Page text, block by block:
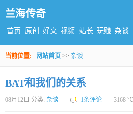
兰海传奇
首页 原创 好文 视频 站长 玩赚 杂谈
当前位置: 网站首页 >> 杂谈
BAT和我们的关系
08月12日 分类: 杂谈 1条评论 3168 ℃